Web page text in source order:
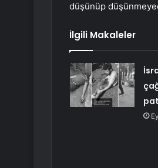
düşünüp
İlgili Makaleler